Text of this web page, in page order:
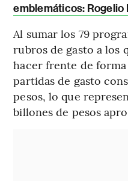
emblemáticos: Rogelio
Al sumar los 79
rubros de gasto a los
hacer frente de
partidas de gasto
pesos, lo que
billones de pesos